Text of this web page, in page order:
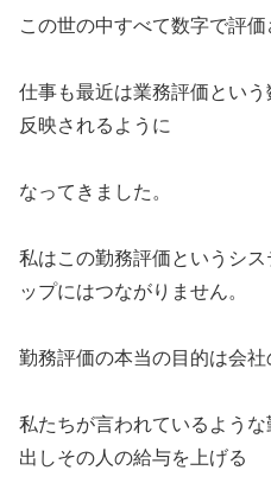
この世の中すべて数字で評
仕事も最近は業務評価とい
反映されるように
なってきました。
私はこの勤務評価というシ
ップにはつながりません。
勤務評価の本当の目的は会社
私たちが言われているよう
出しその人の給与を上げる